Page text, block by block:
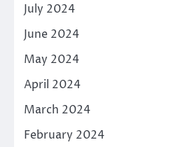
July 2024
June 2024
May 2024
April 2024
March 2024
February 2024